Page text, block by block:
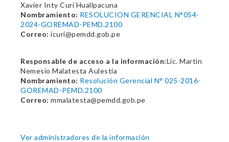
Xavier Inty Curi Huallpacuna
Nombramiento: RESOLUCION GERENCIAL N°054-
2024-GOREMAD-PEMD.2100
Correo: icuri@pemdd.gob.pe
Responsable de acceso a la información:Lic. Martin
Nemesio Malatesta Aulestia
Nombramiento: Resolución Gerencial N° 025-2016-
GOREMAD-PEMD.2100
Correo: mmalatesta@pemdd.gob.pe
Ver administradores de la información